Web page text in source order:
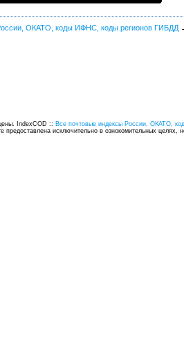
ОКАТО, коды ИФНС, коды регионов ГИБДД
IndexCOD :: Все почтовые индексы России, ОКАТО,
предоставлена исключительно в ознокомительных целях,